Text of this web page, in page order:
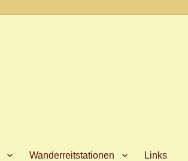
Wanderreitstationen Links